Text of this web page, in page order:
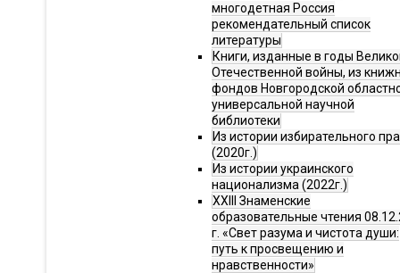
многодетная Россия
рекомендательный список
литературы
Книги, изданные в годы
Отечественной войны, из
фондов Новгородской
универсальной научной
библиотеки
Из истории избирательного
(2020г.)
Из истории украинского
национализма (2022г.)
XXIII Знаменские
образовательные чтения
г. «Свет разума и чистота души:
путь к просвещению и
нравственности»